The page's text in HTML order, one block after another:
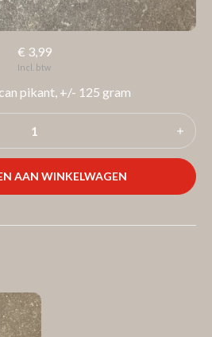
€ 3,99
Incl. btw
pikant, +/- 125 gram
AAN WINKELWAGEN